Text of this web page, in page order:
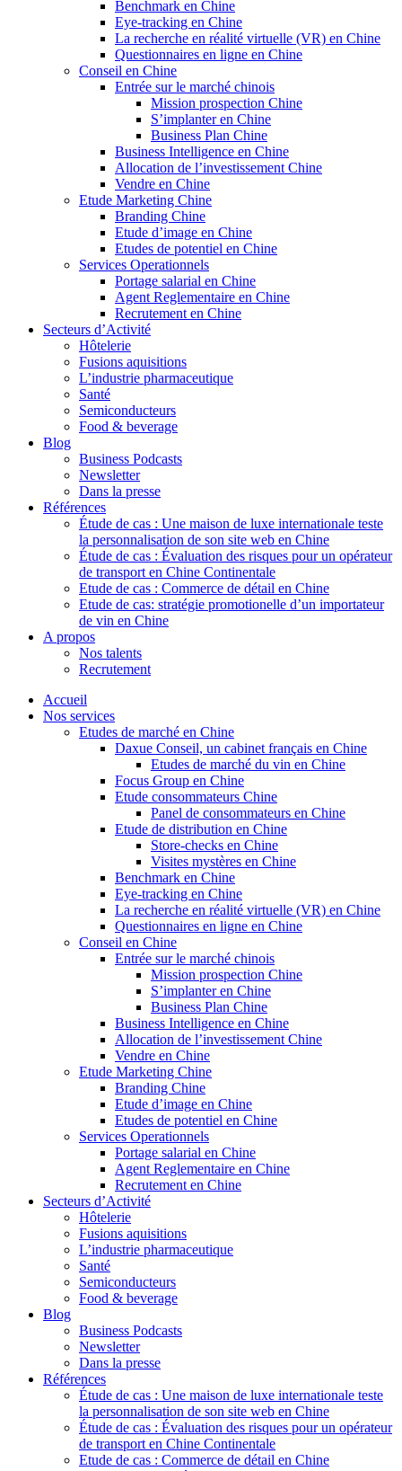
Benchmark en Chine
Eye-tracking en Chine
La recherche en réalité virtuelle (VR) en Chine
Questionnaires en ligne en Chine
Conseil en Chine
Entrée sur le marché chinois
Mission prospection Chine
S’implanter en Chine
Business Plan Chine
Business Intelligence en Chine
Allocation de l’investissement Chine
Vendre en Chine
Etude Marketing Chine
Branding Chine
Etude d’image en Chine
Etudes de potentiel en Chine
Services Operationnels
Portage salarial en Chine
Agent Reglementaire en Chine
Recrutement en Chine
Secteurs d’Activité
Hôtelerie
Fusions aquisitions
L’industrie pharmaceutique
Santé
Semiconducteurs
Food & beverage
Blog
Business Podcasts
Newsletter
Dans la presse
Références
Étude de cas : Une maison de luxe internationale teste
la personnalisation de son site web en Chine
Étude de cas : Évaluation des risques pour un opérateur
de transport en Chine Continentale
Etude de cas : Commerce de détail en Chine
Etude de cas: stratégie promotionelle d’un importateur
de vin en Chine
A propos
Nos talents
Recrutement
Accueil
Nos services
Etudes de marché en Chine
Daxue Conseil, un cabinet français en Chine
Etudes de marché du vin en Chine
Focus Group en Chine
Etude consommateurs Chine
Panel de consommateurs en Chine
Etude de distribution en Chine
Store-checks en Chine
Visites mystères en Chine
Benchmark en Chine
Eye-tracking en Chine
La recherche en réalité virtuelle (VR) en Chine
Questionnaires en ligne en Chine
Conseil en Chine
Entrée sur le marché chinois
Mission prospection Chine
S’implanter en Chine
Business Plan Chine
Business Intelligence en Chine
Allocation de l’investissement Chine
Vendre en Chine
Etude Marketing Chine
Branding Chine
Etude d’image en Chine
Etudes de potentiel en Chine
Services Operationnels
Portage salarial en Chine
Agent Reglementaire en Chine
Recrutement en Chine
Secteurs d’Activité
Hôtelerie
Fusions aquisitions
L’industrie pharmaceutique
Santé
Semiconducteurs
Food & beverage
Blog
Business Podcasts
Newsletter
Dans la presse
Références
Étude de cas : Une maison de luxe internationale teste
la personnalisation de son site web en Chine
Étude de cas : Évaluation des risques pour un opérateur
de transport en Chine Continentale
Etude de cas : Commerce de détail en Chine